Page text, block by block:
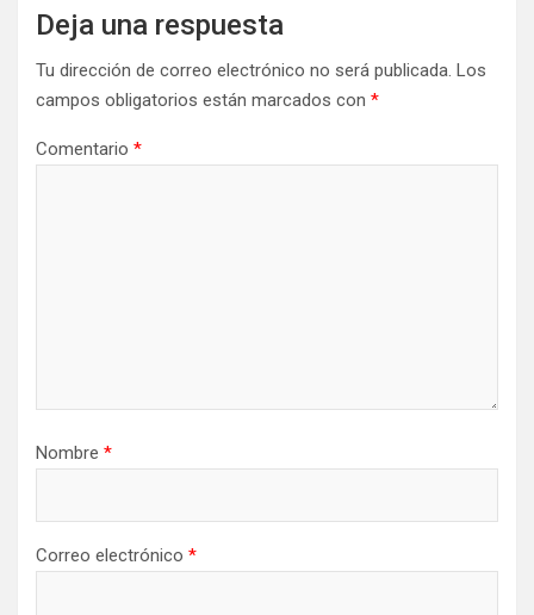
Deja una respuesta
Tu dirección de correo electrónico no será publicada. Los
campos obligatorios están marcados con *
Comentario *
Nombre *
Correo electrónico *